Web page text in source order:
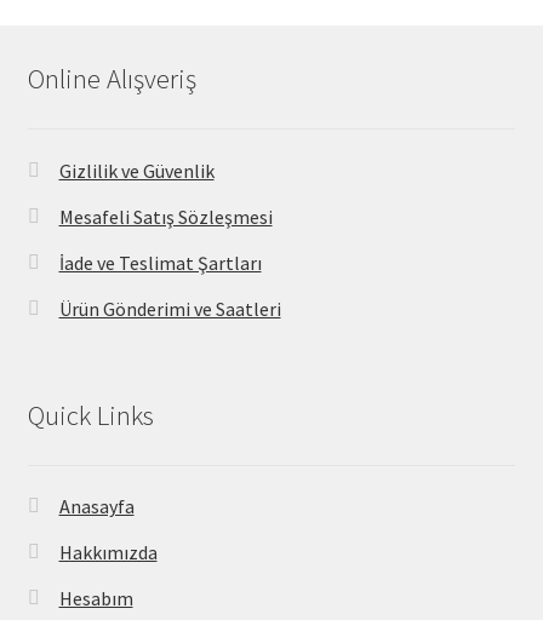
Online Alışveriş
Gizlilik ve Güvenlik
Mesafeli Satış Sözleşmesi
İade ve Teslimat Şartları
Ürün Gönderimi ve Saatleri
Quick Links
Anasayfa
Hakkımızda
Hesabım